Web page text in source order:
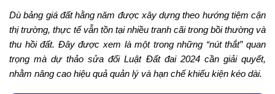
Dù bảng giá đất hằng năm được xây dựng theo hướng tiệm cận
thị trường, thực tế vẫn tồn tại nhiều tranh cãi trong bồi thường và
thu hồi đất. Đây được xem là một trong những “nút thắt” quan
trọng mà dự thảo sửa đổi Luật Đất đai 2024 cần giải quyết,
nhằm nâng cao hiệu quả quản lý và hạn chế khiếu kiện kéo dài.